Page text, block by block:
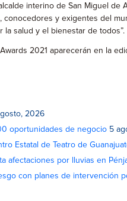
interino de San Miguel
conocedores y exigentes del
salud y el bienestar de todos”.
Awards 2021 aparecerán en la
2026
oportunidades de negocio 5
Estatal de Teatro de
afectaciones por lluvias en
con planes de intervención